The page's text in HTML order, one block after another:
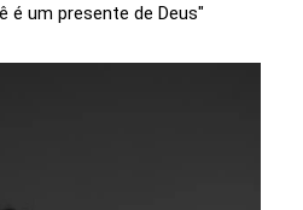
é um presente de Deus"